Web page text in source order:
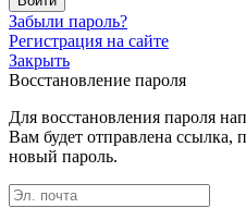
Забыли пароль?
Регистрация на сайте
Закрыть
Восстановление пароля
Для восстановления пароля
Вам будет отправлена ссылка,
новый пароль.